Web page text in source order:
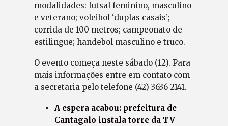
modalidades: futsal feminino, masculino
e veterano; voleibol ‘duplas casais’;
corrida de 100 metros; campeonato de
estilingue; handebol masculino e truco.
O evento começa neste sábado (12). Para
mais informações entre em contato com
a secretaria pelo telefone (42) 3636 2141.
A espera acabou: prefeitura de
Cantagalo instala torre da TV